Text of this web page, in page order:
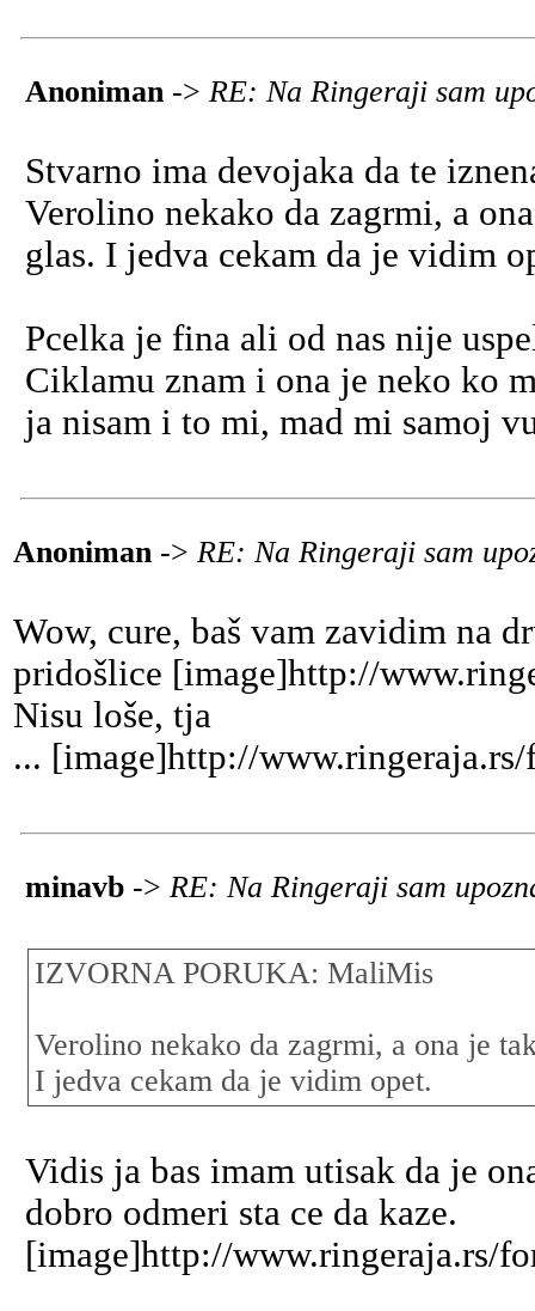
Anoniman -> RE: Na Ringeraji sam
Stvarno ima devojaka da te
Verolino nekako da zagrmi, a
glas. I jedva cekam da je vidim
Pcelka je fina ali od nas nije
Ciklamu znam i ona je neko ko
ja nisam i to mi, mad mi samoj
Anoniman -> RE: Na Ringeraji sam
Wow, cure, baš vam zavidim na
pridošlice [image]http://
Nisu loše, tja
... [image]http://
minavb -> RE: Na Ringeraji sam
IZVORNA PORUKA: MaliMis
Verolino nekako da zagrmi, a ona je
I jedva cekam da je vidim opet.
Vidis ja bas imam utisak da je
dobro odmeri sta ce da kaze.
[image]http://www.ringeraja.rs/